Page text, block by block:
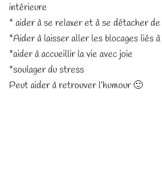
intérieure
* aider à se relaxer et à se détacher de
*Aider à laisser aller les blocages liés à
*aider à accueillir la vie avec joie
*soulager du stress
Peut aider à retrouver l’humour 🙂